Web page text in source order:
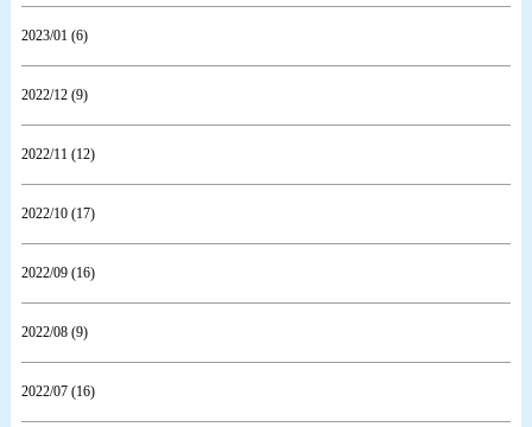
2023/01 (6)
2022/12 (9)
2022/11 (12)
2022/10 (17)
2022/09 (16)
2022/08 (9)
2022/07 (16)